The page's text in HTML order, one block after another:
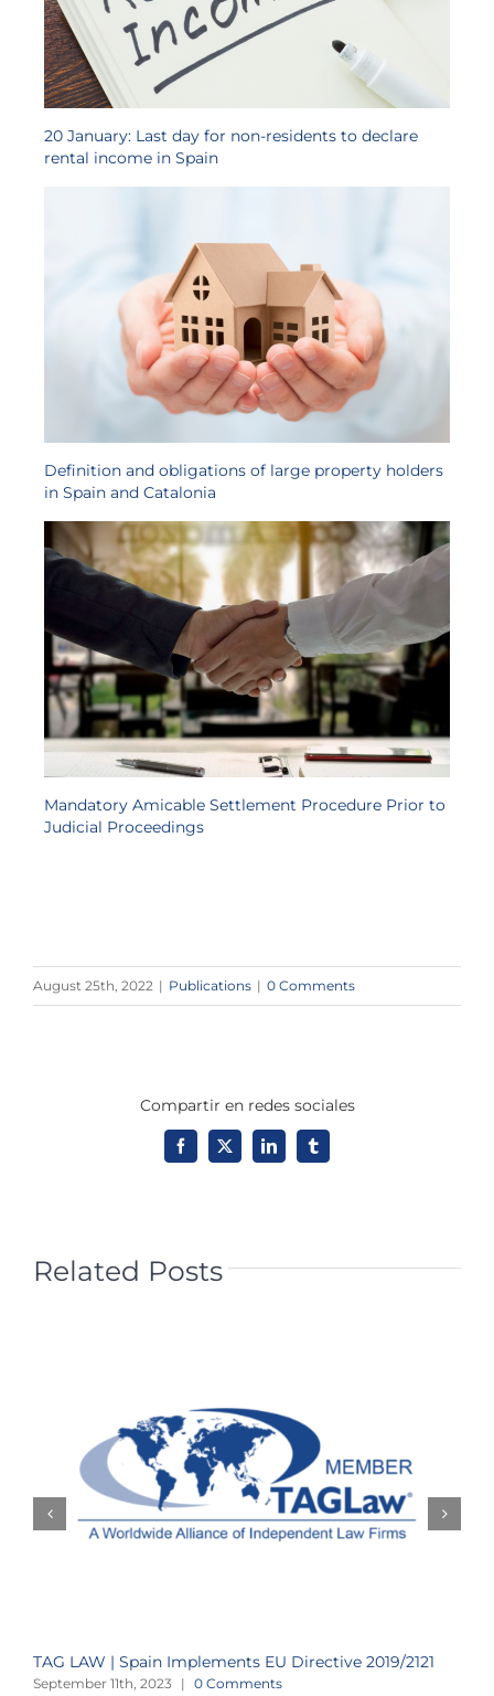
20 January: Last day for non-residents to declare
rental income in Spain
Definition and obligations of large property holders
in Spain and Catalonia
Mandatory Amicable Settlement Procedure Prior to
Judicial Proceedings
August 25th, 2022 | Publications | 0 Comments
Compartir en redes sociales
Facebook
X LinkedInTumblr
Related Posts
TAG LAW | Spain Implements EU Directive 2019/2121
September 11th, 2023 | 0 Comments